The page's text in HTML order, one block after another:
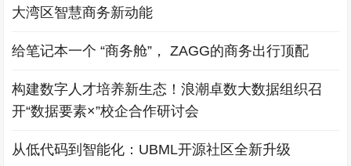
大湾区智慧商务新动能
给笔记本一个 “商务舱”， ZAGG的商务出行顶配
构建数字人才培养新生态！浪潮卓数大数据组织召
开“数据要素×”校企合作研讨会
从低代码到智能化：UBML开源社区全新升级